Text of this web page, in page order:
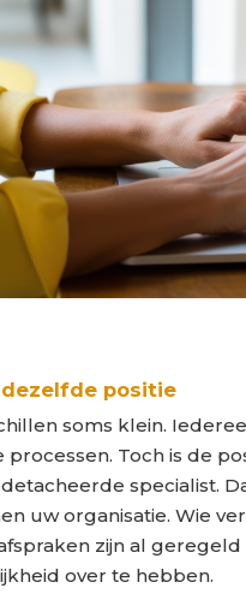
positie
soms klein.
Toch is de
specialist.
uw organisatie. Wie
zijn al
over te hebben.